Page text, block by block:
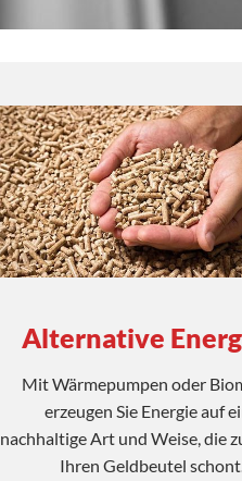
Alternative
Mit Wärmepumpen oder
erzeugen Sie Energie auf
nachhaltige Art und Weise, die
Ihren Geldbeutel